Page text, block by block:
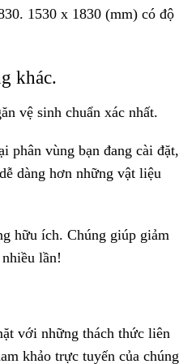
1530 x 1830 (mm) có độ
khác.
vệ sinh chuẩn xác nhất.
phân vùng bạn đang cài đặt,
dàng hơn những vật liệu
hữu ích. Chúng giúp giảm
lần!
với những thách thức liên
khảo trực tuyến của chúng